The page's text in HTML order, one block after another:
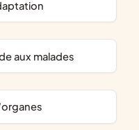
aux malades